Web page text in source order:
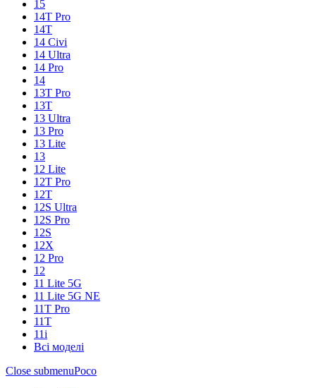
15
14T Pro
14T
14 Civi
14 Ultra
14 Pro
14
13T Pro
13T
13 Ultra
13 Pro
13 Lite
13
12 Lite
12T Pro
12T
12S Ultra
12S Pro
12S
12X
12 Pro
12
11 Lite 5G
11 Lite 5G NE
11T Pro
11T
11i
Всі моделі
Close submenuPoco